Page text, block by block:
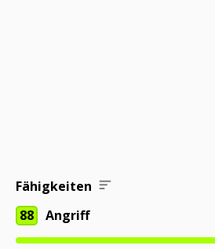
Fähigkeiten
88
Angriff